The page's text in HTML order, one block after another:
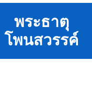
พระธาตุ
โพนสวรรค์